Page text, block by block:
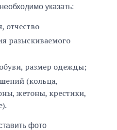
указать:
отчество
разыскиваемого
размер одежды;
(кольца,
жетоны, крестики,
фото